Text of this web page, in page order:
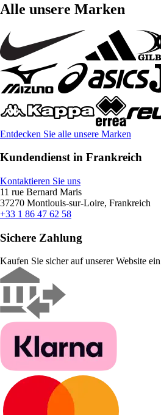
Alle unsere Marken
Entdecken Sie alle unsere Marken
Kundendienst in Frankreich
Kontaktieren Sie uns
11 rue Bernard Maris
37270 Montlouis-sur-Loire, Frankreich
+33 1 86 47 62 58
Sichere Zahlung
Kaufen Sie sicher auf unserer Website ein